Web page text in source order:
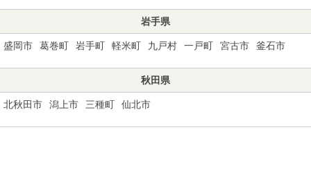
岩手県
盛岡市 葛巻町 岩手町 軽米町 九戸村 一戸町 宮古市 釜石市
秋田県
北秋田市 潟上市 三種町 仙北市